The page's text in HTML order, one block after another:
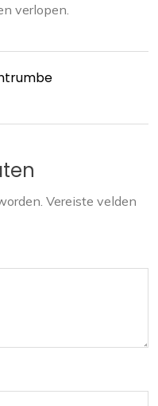
verlopen.
Vereiste velden